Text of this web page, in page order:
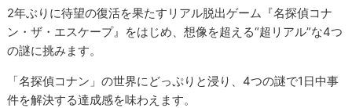
2年ぶりに待望の復活を果たすリアル脱出ゲーム『名探偵コナ
ン・ザ・エスケープ』をはじめ、想像を超える“超リアル”な4つ
の謎に挑みます。
「名探偵コナン」の世界にどっぷりと浸り、4つの謎で1日中事
件を解決する達成感を味わえます。